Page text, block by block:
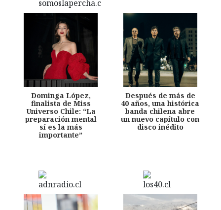
Dominga López,
finalista de Miss
Universo Chile: “La
preparación mental
sí es la más
importante”
Después de más de
40 años, una histórica
banda chilena abre
un nuevo capítulo con
disco inédito